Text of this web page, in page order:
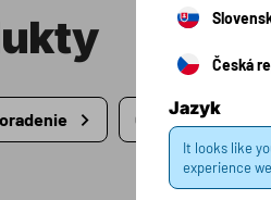
Cena
Česká
Jazyk
It looks like
experience